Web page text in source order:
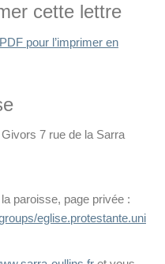
cette lettre
pour l’imprimer en
7 rue de la Sarra
paroisse, page privée :
eglise.protestante.uni